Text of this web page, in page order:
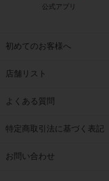
公式アプリ
初めてのお客様へ
店舗リスト
よくある質問
特定商取引法に基づく表記
お問い合わせ